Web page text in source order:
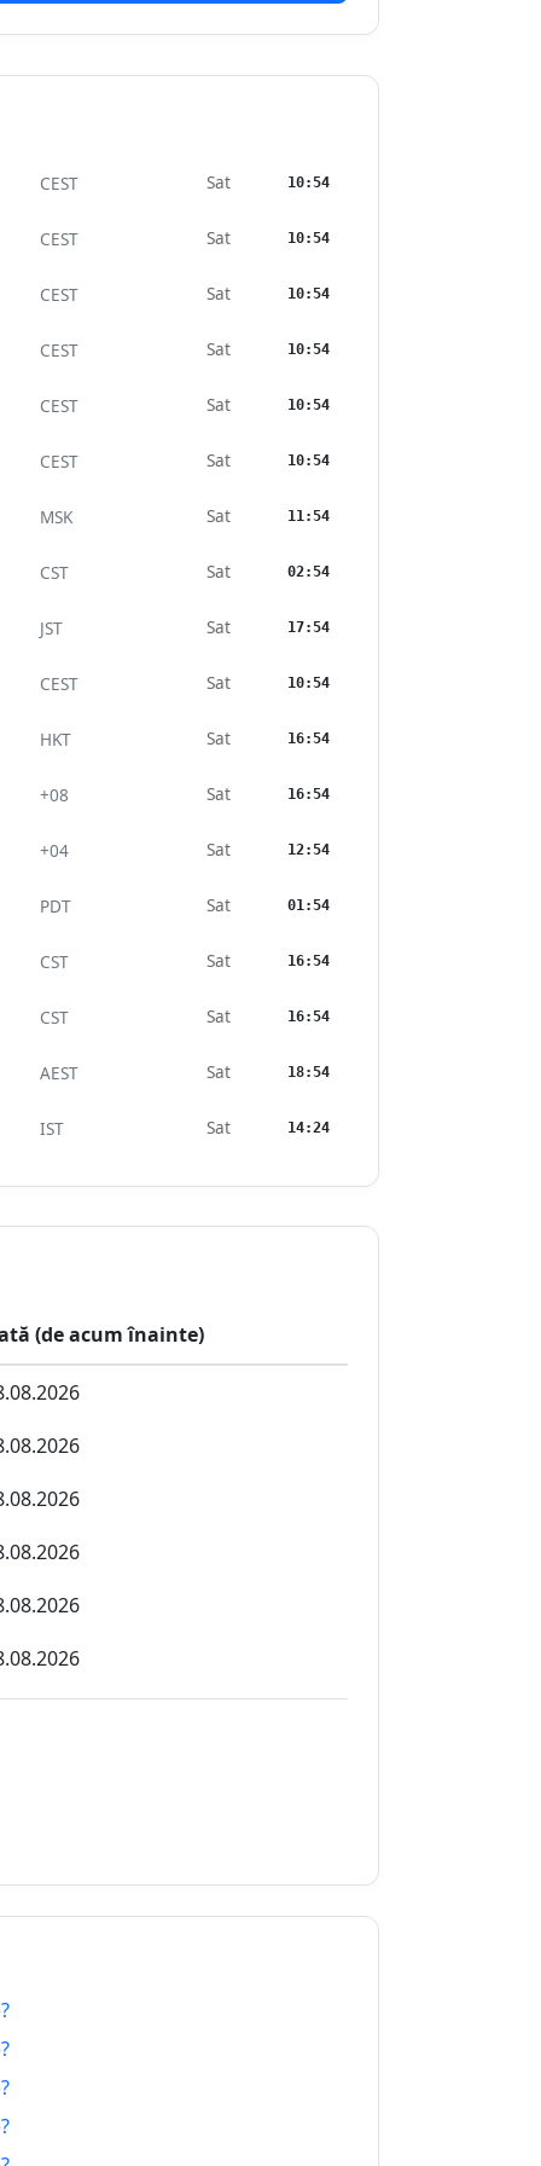
CEST Sat 10:54
CEST Sat 10:54
CEST Sat 10:54
CEST Sat 10:54
CEST Sat 10:54
CEST Sat 10:54
MSK Sat 11:54
CST Sat 02:54
JST Sat 17:54
CEST Sat 10:54
HKT Sat 16:54
+08 Sat 16:54
+04 Sat 12:54
PDT Sat 01:54
CST Sat 16:54
CST Sat 16:54
AEST Sat 18:54
IST Sat 14:24
(de acum înainte)